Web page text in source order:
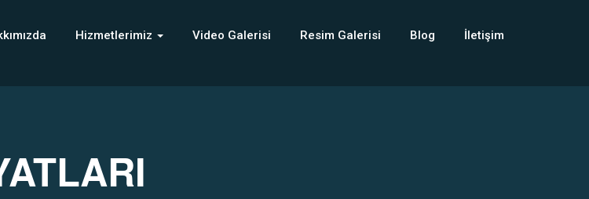
Hizmetlerimiz Video Galerisi Resim Galerisi Blog İletişim